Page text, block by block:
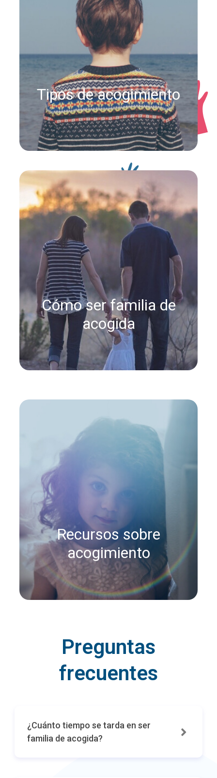
Tipos de acogimiento
Cómo ser familia de
acogida
Recursos sobre
acogimiento
Preguntas
frecuentes
¿Cuánto tiempo se tarda en ser
familia de acogida?